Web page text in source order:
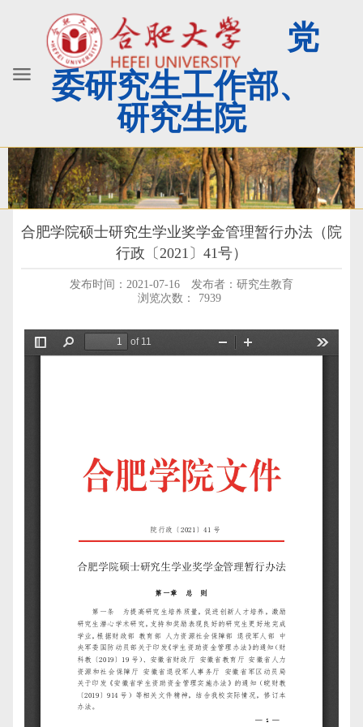
党
委研究生工作部、
研究生院
合肥学院硕士研究生学业奖学金管理暂行办法（院
行政〔2021〕41号）
发布时间：2021-07-16
发布者：研究生教育
浏览次数：
7939